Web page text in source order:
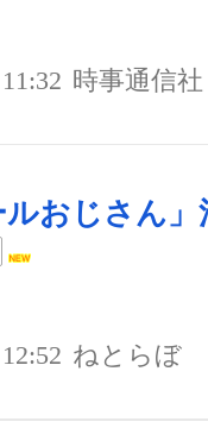
時事通信社
ルおじさん
ねとらぼ